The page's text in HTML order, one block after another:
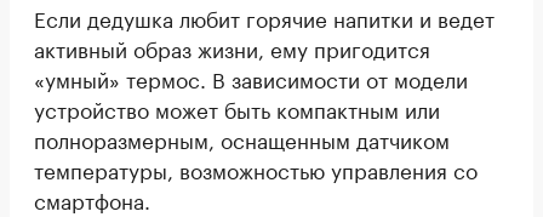
Если дедушка любит горячие напитки и ведет
активный образ жизни, ему пригодится
«умный» термос. В зависимости от модели
устройство может быть компактным или
полноразмерным, оснащенным датчиком
температуры, возможностью управления со
смартфона.